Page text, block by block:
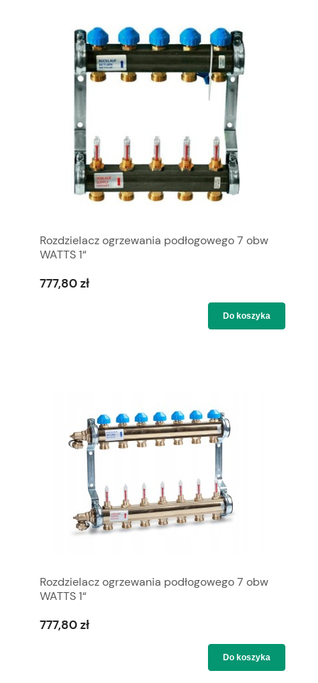
Rozdzielacz ogrzewania podłogowego 7 obw
WATTS 1“
777,80 zł
Do koszyka
Rozdzielacz ogrzewania podłogowego 7 obw
WATTS 1“
777,80 zł
Do koszyka